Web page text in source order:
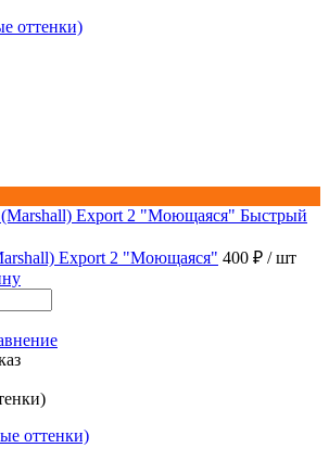
оттенки)
Быстрый
Export 2 "Моющаяся" 400 ₽ / шт
оттенки)